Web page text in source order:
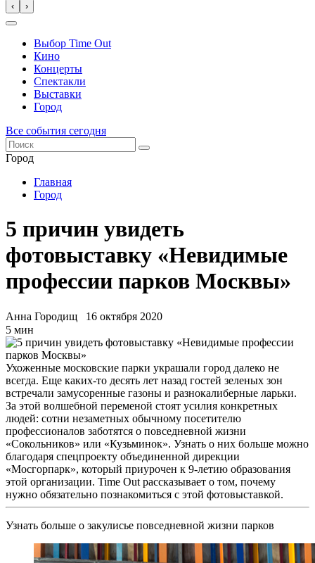
‹ ›
Выбор Time Out
Кино
Концерты
Спектакли
Выставки
Город
Все события сегодня
Город
Главная
Город
5 причин увидеть
фотовыставку «Невидимые
профессии парков Москвы»
Анна Городищ
16 октября 2020
5 мин
Ухоженные московские парки украшали город далеко не
всегда. Еще каких-то десять лет назад гостей зеленых зон
встречали замусоренные газоны и разнокалиберные ларьки.
За этой волшебной переменой стоят усилия конкретных
людей: сотни незаметных обычному посетителю
профессионалов заботятся о повседневной жизни
«Сокольников» или «Кузьминок». Узнать о них больше можно
благодаря спецпроекту объединенной дирекции
«Мосгорпарк», который приурочен к 9-летию образования
этой организации. Time Out рассказывает о том, почему
нужно обязательно познакомиться с этой фотовыставкой.
Узнать больше о закулисье повседневной жизни парков